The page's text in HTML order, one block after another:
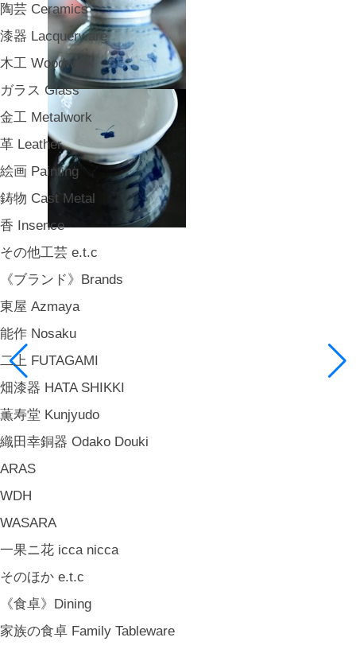
陶芸 Ceramics
漆器 Lacquerware
木工 Woodwork
ガラス Glass
金工 Metalwork
革 Leather
絵画 Painting
鋳物 Cast Metal
香 Insence
その他工芸 e.t.c
《ブランド》Brands
東屋 Azmaya
能作 Nosaku
二上 FUTAGAMI
畑漆器 HATA SHIKKI
薫寿堂 Kunjyudo
織田幸銅器 Odako Douki
ARAS
WDH
WASARA
一果ニ花 icca nicca
そのほか e.t.c
《食卓》Dining
家族の食卓 Family Tableware